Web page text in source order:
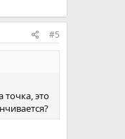
#5
это